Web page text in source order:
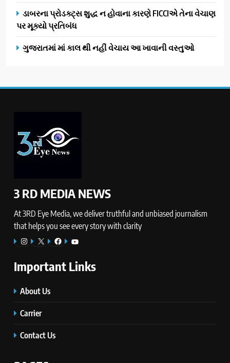
ડાબરના પ્રોડક્ટ્સ શુદ્ધ ન હોવાના કારણે FICCIએ તેના વેચાણ
પર મૂક્યો પ્રતિબંધ
ગુજરાતમાં માં કાલ થી નહીં વેચાય આ ખાવાની વસ્તુઓ
3 RD MEDIA NEWS
At 3RD Eye Media, we deliver truthful and unbiased journalism
that helps you see every story with clarity
Instagram
X Facebook
YouTube
Important Links
About Us
Carrier
Contact Us